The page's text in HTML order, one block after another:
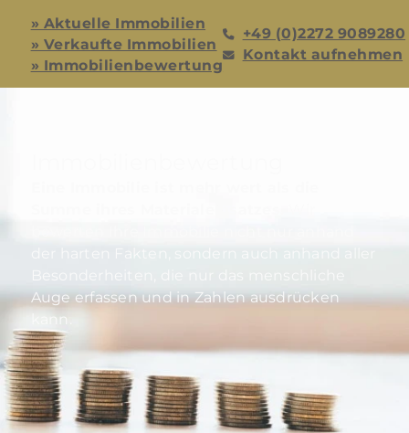
» Aktuelle Immobilien
» Verkaufte Immobilien
» Immobilienbewertung
+49 (0)2272 9089280
Kontakt aufnehmen
Auge erfassen und in Zahlen ausdrücken
kann.